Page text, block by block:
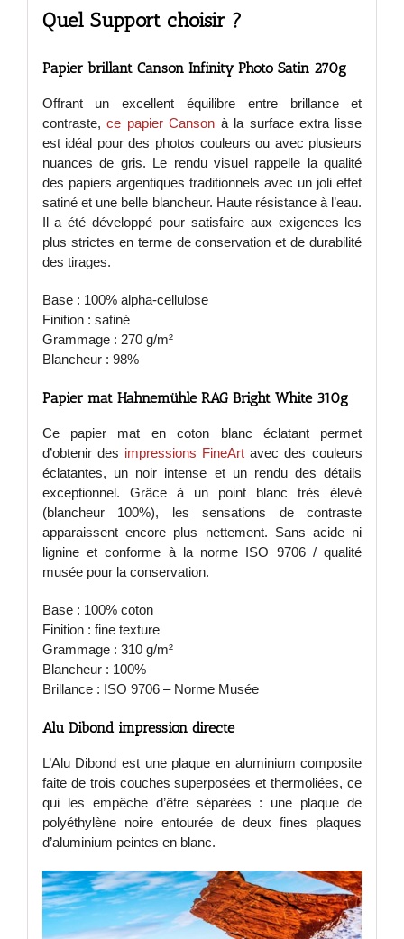
Quel Support choisir ?
Papier brillant Canson Infinity Photo Satin 270g
Offrant un excellent équilibre entre brillance et
contraste,ce papier Canson à la surface extra lisse
est idéal pour des photos couleurs ou avec plusieurs
nuances de gris. Le rendu visuel rappelle la qualité
des papiers argentiques traditionnels avec un joli effet
satiné et une belle blancheur. Haute résistance à l’eau.
Il a été développé pour satisfaire aux exigences les
plus strictes en terme de conservation et de durabilité
des tirages.
Base : 100% alpha-cellulose
Finition : satiné
Grammage : 270 g/m²
Blancheur : 98%
Papier mat Hahnemühle RAG Bright White 310g
Ce papier mat en coton blanc éclatant permet
d’obtenir des impressions FineArt avec des couleurs
éclatantes, un noir intense et un rendu des détails
exceptionnel. Grâce à un point blanc très élevé
(blancheur 100%), les sensations de contraste
apparaissent encore plus nettement. Sans acide ni
lignine et conforme à la norme ISO 9706 / qualité
musée pour la conservation.
Base : 100% coton
Finition : fine texture
Grammage : 310 g/m²
Blancheur : 100%
Brillance : ISO 9706 – Norme Musée
Alu Dibond impression directe
L’Alu Dibond est une plaque en aluminium composite
faite de trois couches superposées et thermoliées, ce
qui les empêche d’être séparées : une plaque de
polyéthylène noire entourée de deux fines plaques
d’aluminium peintes en blanc.